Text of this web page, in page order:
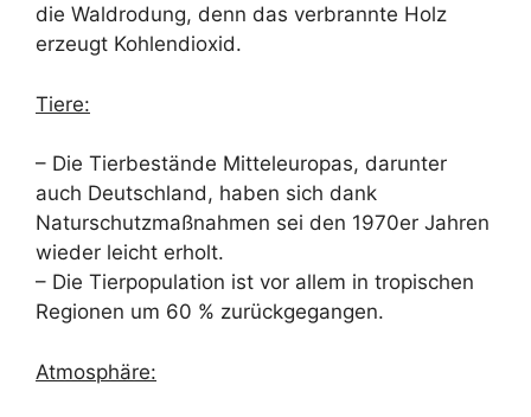
die Waldrodung, denn das verbrannte Holz
erzeugt Kohlendioxid.
Tiere:
– Die Tierbestände Mitteleuropas, darunter
auch Deutschland, haben sich dank
Naturschutzmaßnahmen sei den 1970er Jahren
wieder leicht erholt.
– Die Tierpopulation ist vor allem in tropischen
Regionen um 60 % zurückgegangen.
Atmosphäre: